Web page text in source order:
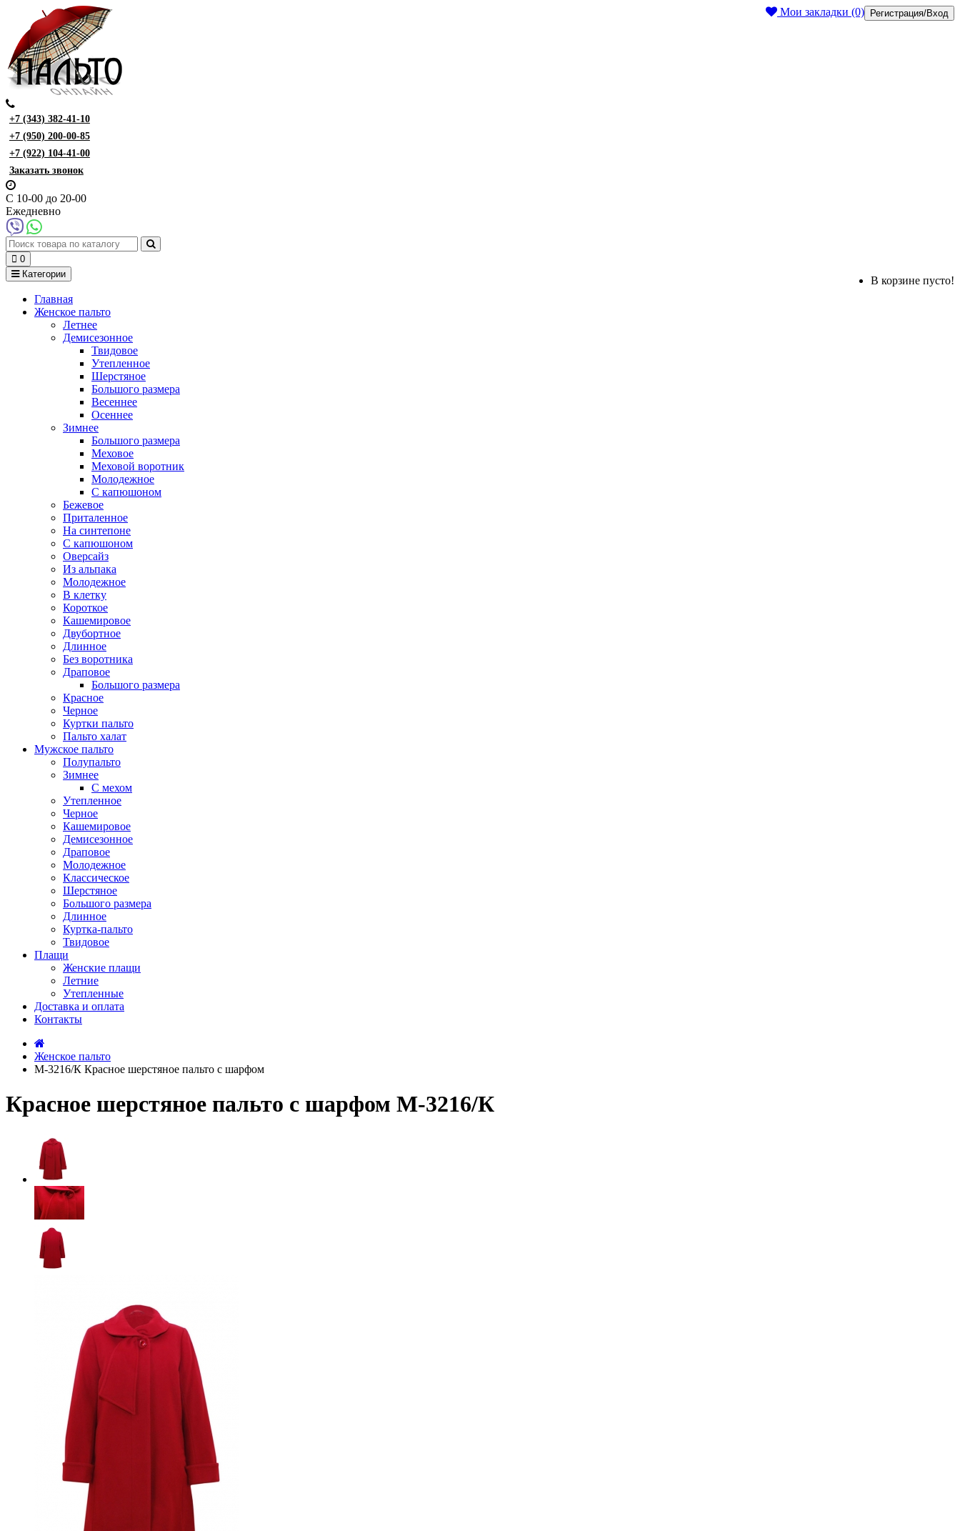
Регистрация/Вход
Мои закладки (0)
+7 (343) 382-41-10
+7 (950) 200-00-85
+7 (922) 104-41-00
Заказать звонок
С 10-00 до 20-00
Ежедневно
0
В корзине пусто!
Категории
Главная
Женское пальто
Летнее
Демисезонное
Твидовое
Утепленное
Шерстяное
Большого размера
Весеннее
Осеннее
Зимнее
Большого размера
Меховое
Меховой воротник
Молодежное
С капюшоном
Бежевое
Приталенное
На синтепоне
С капюшоном
Оверсайз
Из альпака
Молодежное
В клетку
Короткое
Кашемировое
Двубортное
Длинное
Без воротника
Драповое
Большого размера
Красное
Черное
Куртки пальто
Пальто халат
Мужское пальто
Полупальто
Зимнее
С мехом
Утепленное
Черное
Кашемировое
Демисезонное
Драповое
Молодежное
Классическое
Шерстяное
Большого размера
Длинное
Куртка-пальто
Твидовое
Плащи
Женские плащи
Летние
Утепленные
Доставка и оплата
Контакты
Женское пальто
М-3216/К Красное шерстяное пальто с шарфом
Красное шерстяное пальто с шарфом М-3216/К